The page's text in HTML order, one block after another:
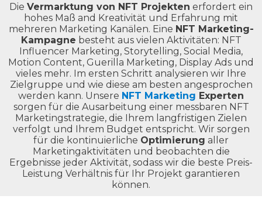
Die Vermarktung von NFT Projekten erfordert ein
hohes Maß and Kreativität und Erfahrung mit
mehreren Marketing Kanälen. Eine NFT Marketing-
Kampagne besteht aus vielen Aktivitäten: NFT
Influencer Marketing, Storytelling, Social Media,
Motion Content, Guerilla Marketing, Display Ads und
vieles mehr. Im ersten Schritt analysieren wir Ihre
Zielgruppe und wie diese am besten angesprochen
werden kann. Unsere NFT Marketing Experten
sorgen für die Ausarbeitung einer messbaren NFT
Marketingstrategie, die Ihrem langfristigen Zielen
verfolgt und Ihrem Budget entspricht. Wir sorgen
für die kontinuierliche Optimierung aller
Marketingaktivitäten und beobachten die
Ergebnisse jeder Aktivität, sodass wir die beste Preis-
Leistung Verhältnis für Ihr Projekt garantieren
können.